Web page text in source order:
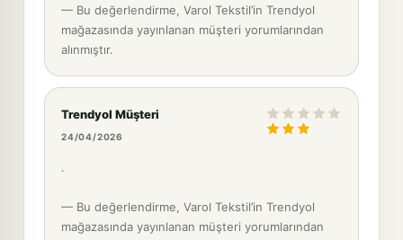
— Bu değerlendirme, Varol Tekstil’in Trendyol
mağazasında yayınlanan müşteri yorumlarından
alınmıştır.
Trendyol Müşteri
24/04/2026
.
— Bu değerlendirme, Varol Tekstil’in Trendyol
mağazasında yayınlanan müşteri yorumlarından